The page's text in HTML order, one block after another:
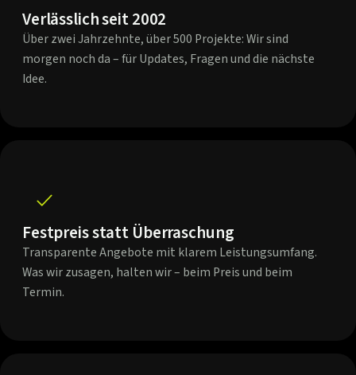
Verlässlich seit 2002
Über zwei Jahrzehnte, über 500 Projekte: Wir sind
morgen noch da – für Updates, Fragen und die nächste
Idee.
Festpreis statt Überraschung
Transparente Angebote mit klarem Leistungsumfang.
Was wir zusagen, halten wir – beim Preis und beim
Termin.